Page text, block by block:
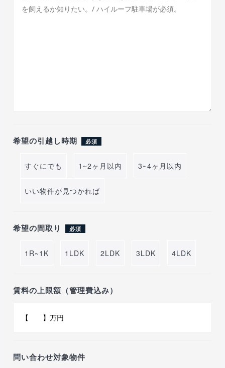
希望の引越し時期 必須
すぐにでも 1~2ヶ月以内 3~4ヶ月以内
いい物件が見つかれば
希望の間取り 必須
1R~1K 1LDK 2LDK 3LDK 4LDK
賃料の上限額（管理費込み）
問い合わせ対象物件